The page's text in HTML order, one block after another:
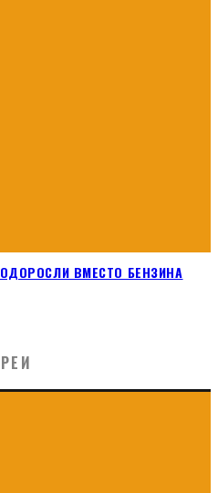
ВМЕСТО БЕНЗИНА